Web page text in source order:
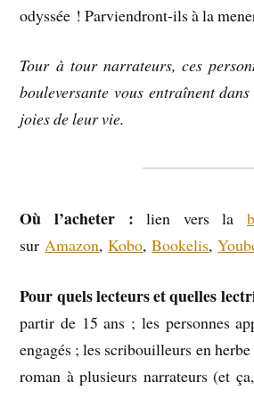
odyssée ! Parviendront-ils à la
Tour à tour narrateurs, ces
bouleversante vous entraînent
joies de leur vie.
Où l’acheter :lien vers la
surAmazon,Kobo,Bookelis,
Pour quels lecteurs et quelles
partir de 15 ans ; les personnes
engagés ; les scribouilleurs en
roman à plusieurs narrateurs (et